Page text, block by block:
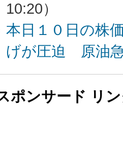
10:20）
本日１０日の株
げが圧迫 原油
ポンサード リ